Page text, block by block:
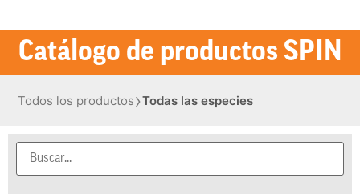
Catálogo de productos SPIN
Todos los productos›Todas las especies